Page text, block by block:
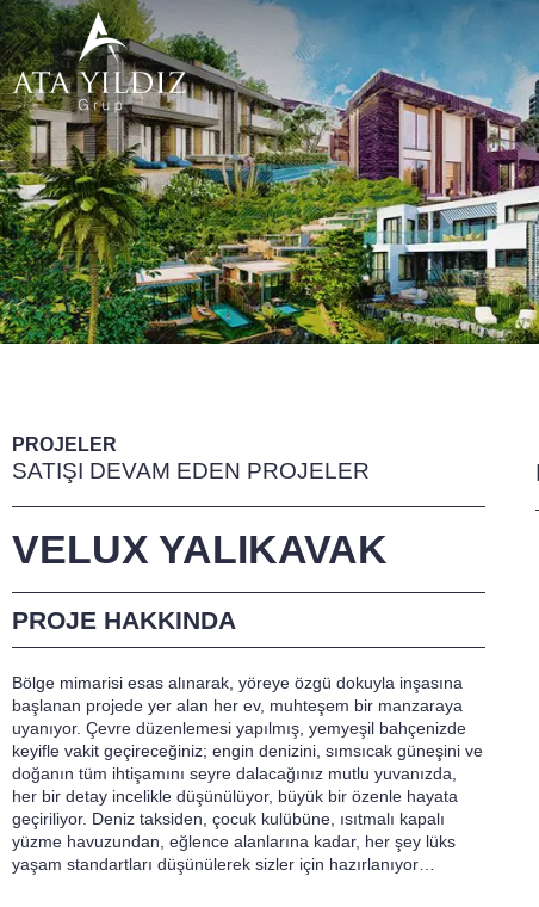
İçeriğe
atla
PROJELER
SATIŞI DEVAM EDEN PROJELER
VELUX YALIKAVAK
PROJE HAKKINDA
Bölge mimarisi esas alınarak, yöreye özgü dokuyla inşasına
başlanan projede yer alan her ev, muhteşem bir manzaraya
uyanıyor. Çevre düzenlemesi yapılmış, yemyeşil bahçenizde
keyifle vakit geçireceğiniz; engin denizini, sımsıcak güneşini ve
doğanın tüm ihtişamını seyre dalacağınız mutlu yuvanızda,
her bir detay incelikle düşünülüyor, büyük bir özenle hayata
geçiriliyor. Deniz taksiden, çocuk kulübüne, ısıtmalı kapalı
yüzme havuzundan, eğlence alanlarına kadar, her şey lüks
yaşam standartları düşünülerek sizler için hazırlanıyor…